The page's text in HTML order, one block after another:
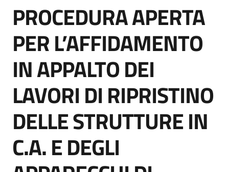
strumenti
di
Supporto
Piattaforme
telematiche
Salta al contenuto
PROCEDURA APERTA
PER L’AFFIDAMENTO
IN APPALTO DEI
LAVORI DI RIPRISTINO
DELLE STRUTTURE IN
C.A. E DEGLI